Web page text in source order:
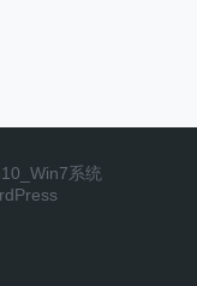
系统